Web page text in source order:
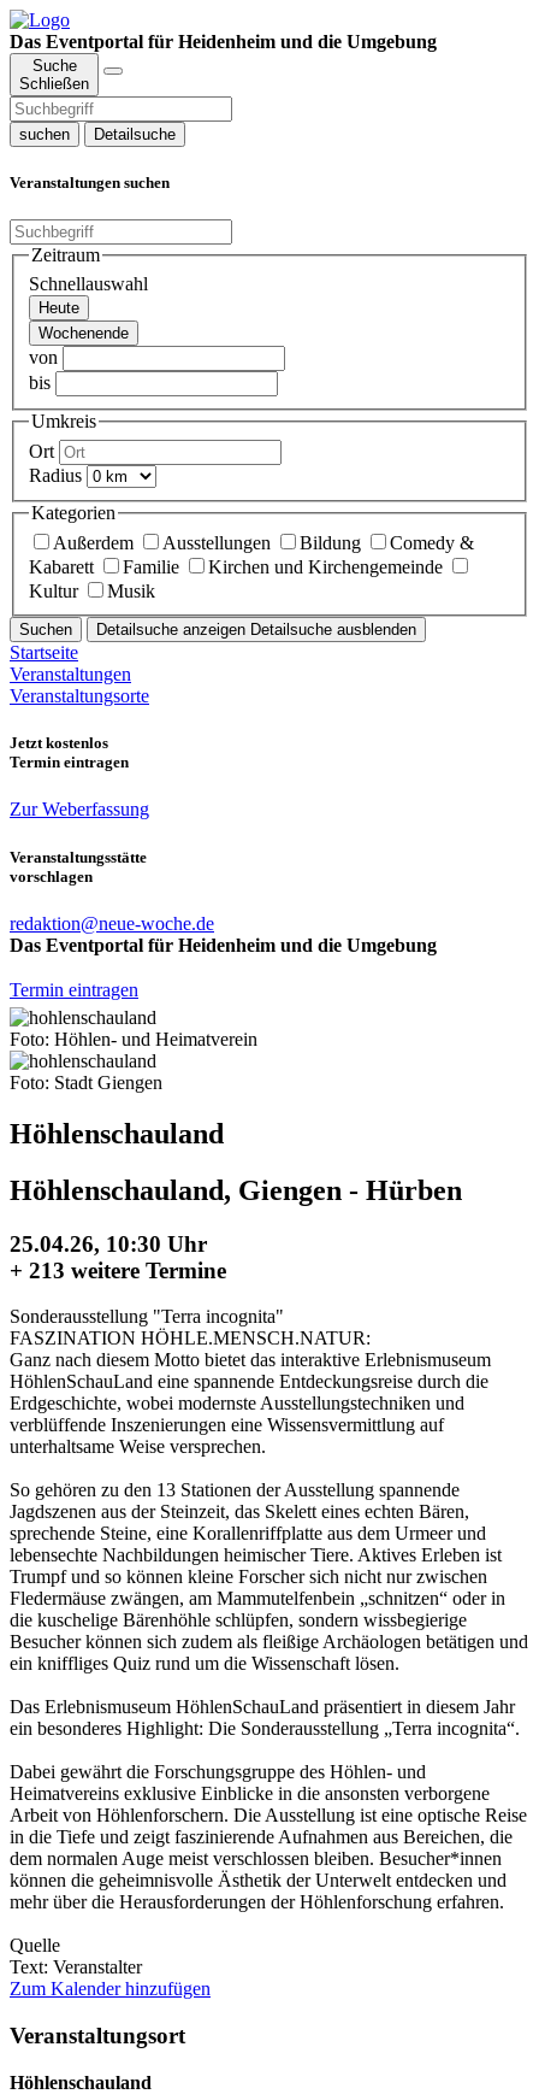
Das Eventportal für Heidenheim und die Umgebung
Suche
Schließen
suchen Detailsuche
Veranstaltungen suchen
Zeitraum
Schnellauswahl
Heute
Wochenende
von
bis
Umkreis
Ort
Radius
Kategorien
Außerdem
Ausstellungen Bildung
Comedy &
Kabarett
Familie
Kirchen und Kirchengemeinde
Kultur
Musik
Suchen Detailsuche anzeigen Detailsuche ausblenden
Startseite
Veranstaltungen
Veranstaltungsorte
Jetzt kostenlos
Termin eintragen
Zur Weberfassung
Veranstaltungsstätte
vorschlagen
redaktion@neue-woche.de
Das Eventportal für Heidenheim und die Umgebung
Termin eintragen
Foto: Höhlen- und Heimatverein
Foto: Stadt Giengen
Höhlenschauland
Höhlenschauland, Giengen - Hürben
25.04.26, 10:30 Uhr
+ 213 weitere Termine
Sonderausstellung "Terra incognita"
FASZINATION HÖHLE.MENSCH.NATUR:
Ganz nach diesem Motto bietet das interaktive Erlebnismuseum
HöhlenSchauLand eine spannende Entdeckungsreise durch die
Erdgeschichte, wobei modernste Ausstellungstechniken und
verblüffende Inszenierungen eine Wissensvermittlung auf
unterhaltsame Weise versprechen.
So gehören zu den 13 Stationen der Ausstellung spannende
Jagdszenen aus der Steinzeit, das Skelett eines echten Bären,
sprechende Steine, eine Korallenriffplatte aus dem Urmeer und
lebensechte Nachbildungen heimischer Tiere. Aktives Erleben ist
Trumpf und so können kleine Forscher sich nicht nur zwischen
Fledermäuse zwängen, am Mammutelfenbein „schnitzen“ oder in
die kuschelige Bärenhöhle schlüpfen, sondern wissbegierige
Besucher können sich zudem als fleißige Archäologen betätigen und
ein kniffliges Quiz rund um die Wissenschaft lösen.
Das Erlebnismuseum HöhlenSchauLand präsentiert in diesem Jahr
ein besonderes Highlight: Die Sonderausstellung „Terra incognita“.
Dabei gewährt die Forschungsgruppe des Höhlen- und
Heimatvereins exklusive Einblicke in die ansonsten verborgene
Arbeit von Höhlenforschern. Die Ausstellung ist eine optische Reise
in die Tiefe und zeigt faszinierende Aufnahmen aus Bereichen, die
dem normalen Auge meist verschlossen bleiben. Besucher*innen
können die geheimnisvolle Ästhetik der Unterwelt entdecken und
mehr über die Herausforderungen der Höhlenforschung erfahren.
Quelle
Text: Veranstalter
Zum Kalender hinzufügen
Veranstaltungsort
Höhlenschauland